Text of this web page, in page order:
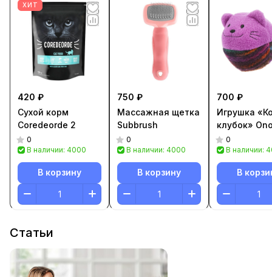
ХИТ
420 ₽
Сухой корм
Coredeorde 2
0
В наличии: 4000
В корзину
750 ₽
Массажная щетка
Subbrush
0
В наличии: 4000
В корзину
700 ₽
Игрушка
клубок»
0
В наличии:
В
Статьи